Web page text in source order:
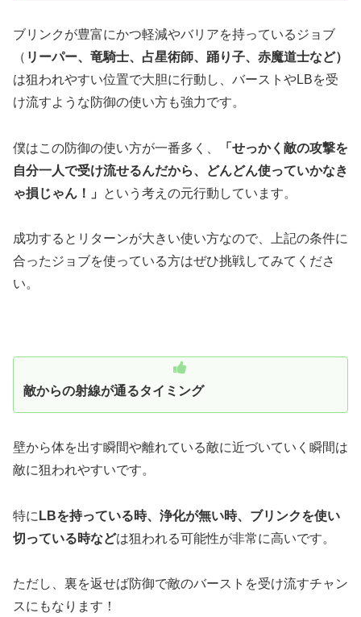
ブリンクが豊富にかつ軽減やバリアを持っているジョブ
（ リーパー、竜騎士、占星術師、踊り子、赤魔道士など）
は狙われやすい位置で大胆に行動し、バーストやLBを受
け流すような防御の使い方も強力です。
僕はこの防御の使い方が一番多く、
「せっかく敵の攻撃を
自分一人で受け流せるんだから、どんどん使っていかなき
ゃ損じゃん！」
という考えの元行動しています。
成功するとリターンが大きい使い方なので、上記の条件に
合ったジョブを使っている方はぜひ挑戦してみてくださ
い。
敵からの射線が通るタイミング
壁から体を出す瞬間や離れている敵に近づいていく瞬間は
敵に狙われやすいです。
特に LBを持っている時、浄化が無い時、ブリンクを使い
切っている時などは狙われる可能性が非常に高いです。
ただし、裏を返せば防御で敵のバーストを受け流すチャン
スにもなります！